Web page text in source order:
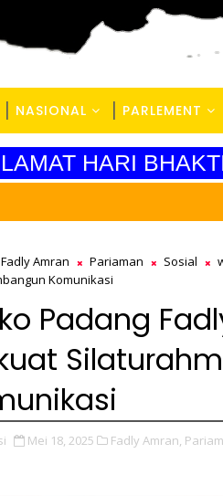
NASIONAL PARLEMENT
HARI
Fadly Amran Pariaman Sosial
Komunikasi
Padang
Mei 18, 2025 Fadly Amran,